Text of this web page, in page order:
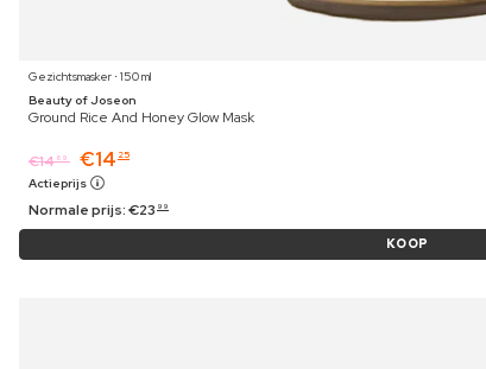
Gezichtsmasker ⋅ 150 ml
Beauty of Joseon
Ground Rice And Honey Glow Mask
€14 69 €14 25
Actieprijs
Normale prijs:€23 99
KOOP